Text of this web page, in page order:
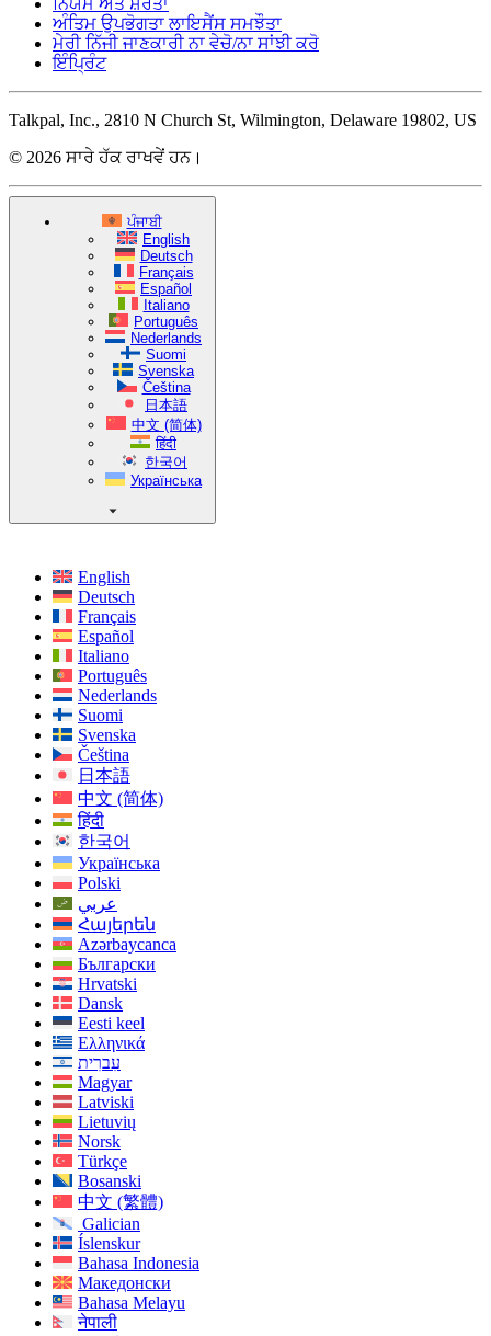
ਨਿਯਮ ਅਤੇ ਸ਼ਰਤਾਂ
ਅੰਤਿਮ ਉਪਭੋਗਤਾ ਲਾਇਸੈਂਸ ਸਮਝੌਤਾ
ਮੇਰੀ ਨਿੱਜੀ ਜਾਣਕਾਰੀ ਨਾ ਵੇਚੋ/ਨਾ ਸਾਂਝੀ ਕਰੋ
ਇੰਪ੍ਰਿੰਟ
Talkpal, Inc., 2810 N Church St, Wilmington, Delaware 19802, US
© 2026 ਸਾਰੇ ਹੱਕ ਰਾਖਵੇਂ ਹਨ।
ਪੰਜਾਬੀ
English
Deutsch
Français
Español
Italiano
Português
Nederlands
Suomi
Svenska
Čeština
日本語
中文 (简体)
हिंदी
한국어
Українська
English
Deutsch
Français
Español
Italiano
Português
Nederlands
Suomi
Svenska
Čeština
日本語
中文 (简体)
हिंदी
한국어
Українська
Polski
عربي
Հայերեն
Azərbaycanca
Български
Hrvatski
Dansk
Eesti keel
Ελληνικά
עִברִית
Magyar
Latviski
Lietuvių
Norsk
Türkçe
Bosanski
中文 (繁體)
Galician
Íslenskur
Bahasa Indonesia
Македонски
Bahasa Melayu
नेपाली